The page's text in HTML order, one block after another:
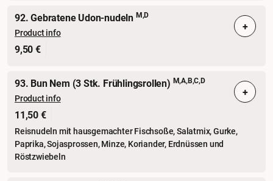
92. Gebratene Udon-nudeln M,D
Product info
9,50 €
+
93. Bun Nem (3 Stk. Frühlingsrollen) M,A,B,C,D
Product info
11,50 €
Reisnudeln mit hausgemachter Fischsoße, Salatmix, Gurke,
Paprika, Sojasprossen, Minze, Koriander, Erdnüssen und
Röstzwiebeln
+